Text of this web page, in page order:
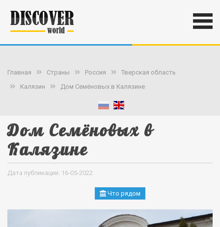
Главная Страны Россия
Тверская область
Калязин
Дом Семёновых в Калязине
Дом Семёновых в
Калязине
Дата публикации: 16-05-2022
Что рядом